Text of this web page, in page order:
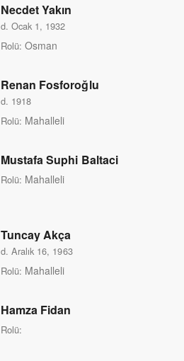
Necdet Yakın
d. Ocak 1, 1932
Rolü: Osman
Renan Fosforoğlu
d. 1918
Rolü: Mahalleli
Mustafa Suphi Baltaci
Rolü: Mahalleli
Tuncay Akça
d. Aralık 16, 1963
Rolü: Mahalleli
Hamza Fidan
Rolü: